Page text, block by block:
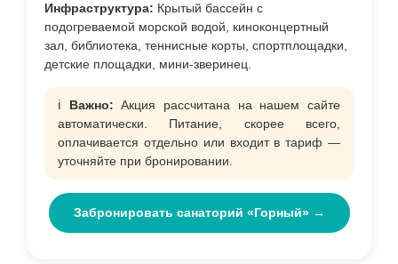
Инфраструктура: Крытый бассейн с
подогреваемой морской водой, киноконцертный
зал, библиотека, теннисные корты, спортплощадки,
детские площадки, мини-зверинец.
ℹ️ Важно: Акция рассчитана на нашем сайте
автоматически. Питание, скорее всего,
оплачивается отдельно или входит в тариф —
уточняйте при бронировании.
Забронировать санаторий «Горный» →